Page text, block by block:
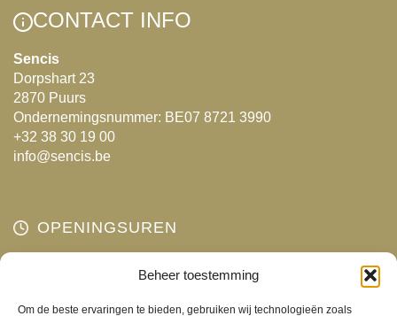
Beheer toestemming
Om de beste ervaringen te bieden, gebruiken wij technologieën zoals
CONTACT INFO
Sencis
Dorpshart 23
2870 Puurs
Ondernemingsnummer: BE07 8721 3990
+32 38 30 19 00
info@sencis.be
OPENINGSUREN
Gesloten